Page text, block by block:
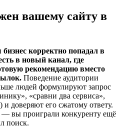
вашему сайту в
корректно попадал в
в новый канал, где
рекомендацию вместо
Поведение аудитории
людей формулируют запрос
«сравни два сервиса»,
и доверяют его сжатому ответу.
— вы проиграли конкуренту ещё
поиск.